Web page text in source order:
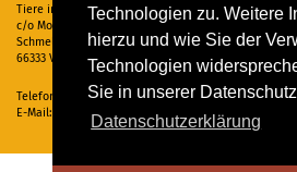
Technologien zu. Weitere
hierzu und wie Sie der
Technologien
Sie in unserer
Datenschutzerklärung
Tiere in Not Saar e.V.
c/o Monika Ewen
Schmelzer Straße 22
66333 Völklingen
Telefon:
06898 294862
E-Mail:
info@tiere-in-not-saar.de